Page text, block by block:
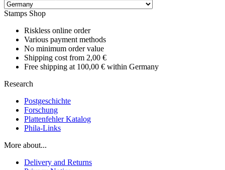
Stamps Shop
Riskless online order
Various payment methods
No minimum order value
Shipping cost from 2,00 €
Free shipping at 100,00 € within Germany
Research
Postgeschichte
Forschung
Plattenfehler Katalog
Phila-Links
More about...
Delivery and Returns